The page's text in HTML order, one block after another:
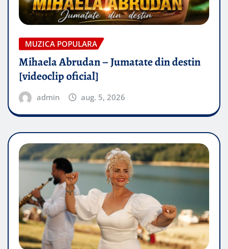
MUZICA POPULARA
Mihaela Abrudan – Jumatate din destin
[videoclip oficial]
admin aug. 5, 2026